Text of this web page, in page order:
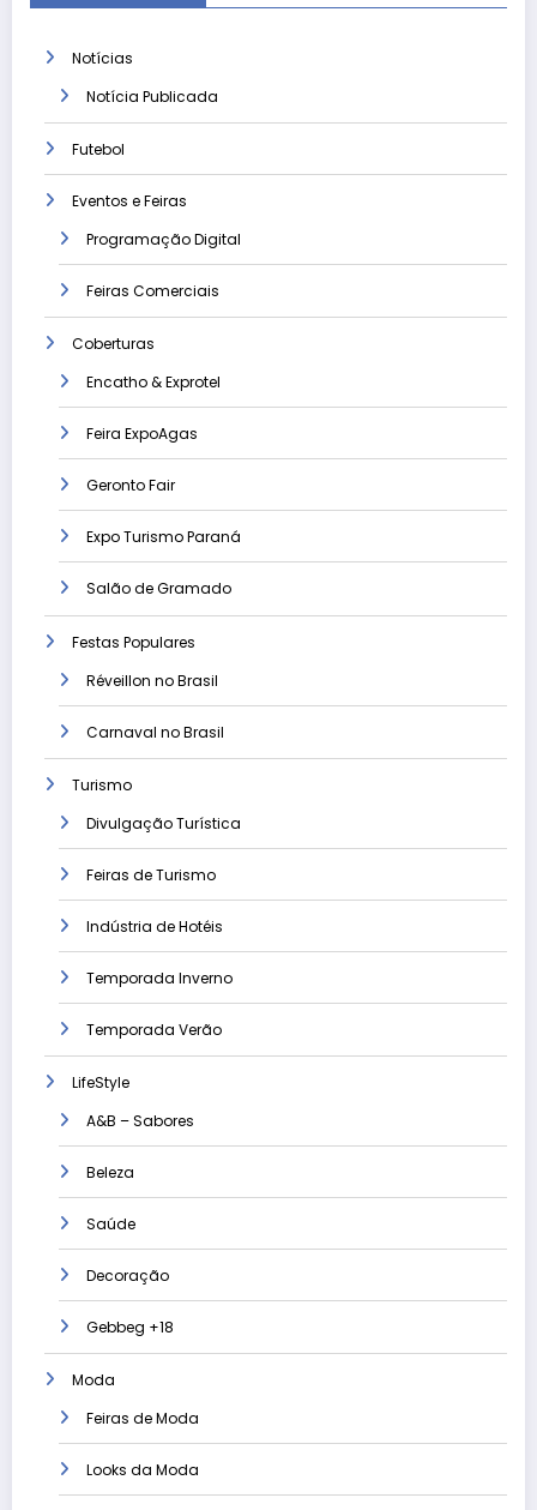
Notícias
Notícia Publicada
Futebol
Eventos e Feiras
Programação Digital
Feiras Comerciais
Coberturas
Encatho & Exprotel
Feira ExpoAgas
Geronto Fair
Expo Turismo Paraná
Salão de Gramado
Festas Populares
Réveillon no Brasil
Carnaval no Brasil
Turismo
Divulgação Turística
Feiras de Turismo
Indústria de Hotéis
Temporada Inverno
Temporada Verão
LifeStyle
A&B – Sabores
Beleza
Saúde
Decoração
Gebbeg +18
Moda
Feiras de Moda
Looks da Moda